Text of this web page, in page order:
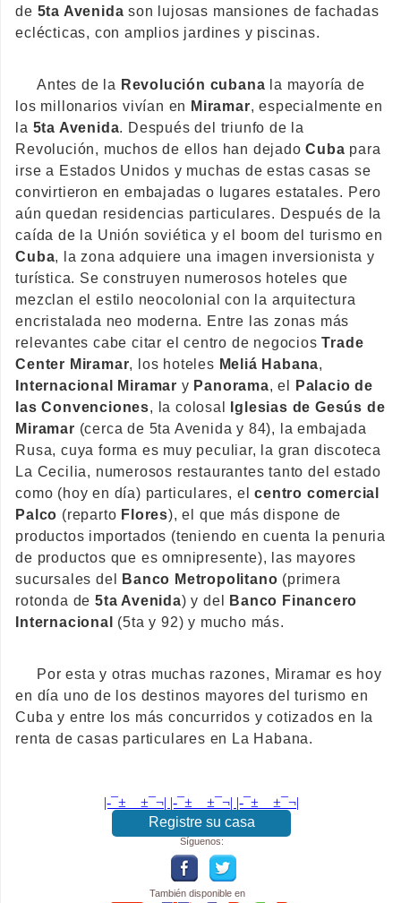
de 5ta Avenida son lujosas mansiones de fachadas
eclécticas, con amplios jardines y piscinas.
Antes de la Revolución cubana la mayoría de
los millonarios vivían en Miramar, especialmente en
la 5ta Avenida. Después del triunfo de la
Revolución, muchos de ellos han dejadoCuba para
irse a Estados Unidos y muchas de estas casas se
convirtieron en embajadas o lugares estatales. Pero
aún quedan residencias particulares. Después de la
caída de la Unión soviética y el boom del turismo en
Cuba, la zona adquiere una imagen inversionista y
turística. Se construyen numerosos hoteles que
mezclan el estilo neocolonial con la arquitectura
encristalada neo moderna. Entre las zonas más
relevantes cabe citar el centro de negociosTrade
Center Miramar, los hoteles Meliá Habana,
Internacional Miramar y Panorama, el
Palacio de
las Convenciones, la colosal
Iglesias de Gesús de
Miramar (cerca de 5ta Avenida y 84), la embajada
Rusa, cuya forma es muy peculiar, la gran discoteca
La Cecilia, numerosos restaurantes tanto del estado
como (hoy en día) particulares, elcentro comercial
Palco (reparto Flores), el que más dispone de
productos importados (teniendo en cuenta la penuria
de productos que es omnipresente), las mayores
sucursales del
Banco Metropolitano (primera
rotonda de5ta Avenida) y del
Banco Financero
Internacional
(5ta y 92) y mucho más.
Por esta y otras muchas razones, Miramar es hoy
en día uno de los destinos mayores del turismo en
Cuba y entre los más concurridos y cotizados en la
renta de casas particulares en La Habana.
|-¯±­__­±¯¬| |-¯±­__­±¯¬| |-¯±­__­±¯¬|
Registre su casa
Síguenos:
También disponible en